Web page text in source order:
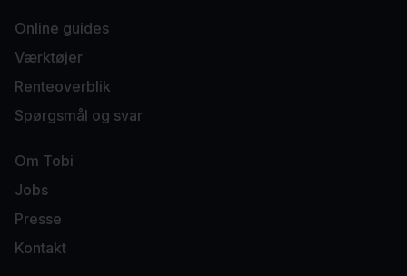
Online guides
Værktøjer
Renteoverblik
Spørgsmål og svar
Om Tobi
Jobs
Presse
Kontakt